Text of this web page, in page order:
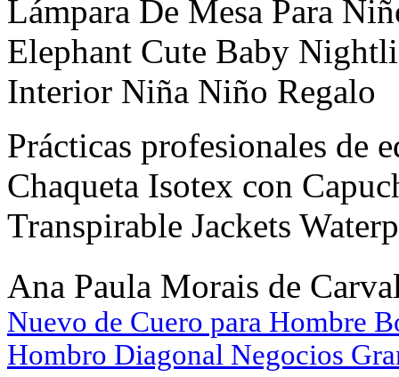
Lámpara De Mesa Para
Elephant Cute Baby
Interior Niña Niño Regalo
Prácticas profesionales de
Chaqueta Isotex con
Transpirable Jackets
Ana Paula Morais de
Nuevo de Cuero para Hombre
Hombro Diagonal Negocios